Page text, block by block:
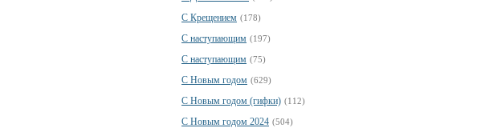
С Крещением (178)
С наступающим (197)
С наступающим (75)
С Новым годом (629)
С Новым годом (гифки) (112)
С Новым годом 2024 (504)